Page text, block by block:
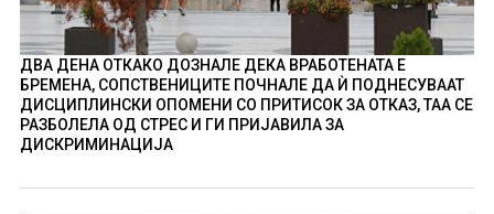
ДВА ДЕНА ОТКАКО ДОЗНАЛЕ ДЕКА ВРАБОТЕНАТА Е
БРЕМЕНА, СОПСТВЕНИЦИТЕ ПОЧНАЛЕ ДА Ѝ ПОДНЕСУВААТ
ДИСЦИПЛИНСКИ ОПОМЕНИ СО ПРИТИСОК ЗА ОТКАЗ, ТАА СЕ
РАЗБОЛЕЛА ОД СТРЕС И ГИ ПРИЈАВИЛА ЗА
ДИСКРИМИНАЦИЈА